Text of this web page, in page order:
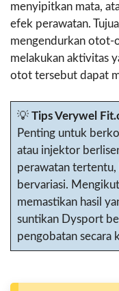
menyipitkan mata,
efek perawatan.
mengendurkan otot-
melakukan aktivitas
otot tersebut dapat
💡 Tips Verywel
Penting untuk
atau injektor
perawatan tertentu,
bervariasi.
memastikan hasil
suntikan Dysport
pengobatan secara